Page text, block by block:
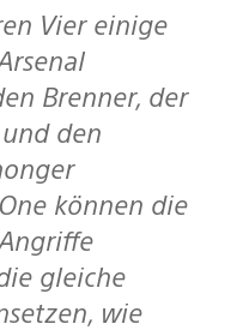
Vier einige
Brenner, der
den
können die
gleiche
wie